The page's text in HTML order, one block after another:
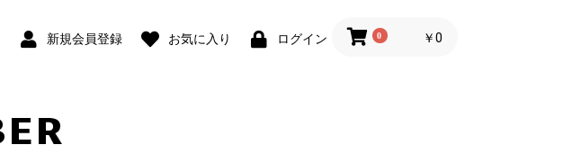
新規会員登録 お気に入り ログイン 0 ￥0